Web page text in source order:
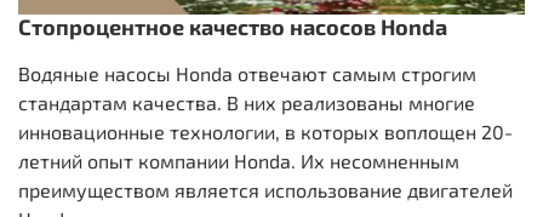
Стопроцентное качество насосов Honda
Водяные насосы Honda отвечают самым строгим
стандартам качества. В них реализованы многие
инновационные технологии, в которых воплощен 20-
летний опыт компании Honda. Их несомненным
преимуществом является использование двигателей